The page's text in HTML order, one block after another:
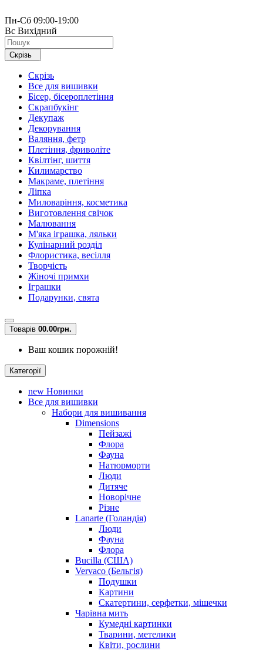
Пн-Сб 09:00-19:00
Вс Вихідний
Скрізь
Скрізь
Все для вишивки
Бісер, бісероплетіння
Скрапбукінг
Декупаж
Декорування
Валяння, фетр
Плетіння, фриволіте
Квілтінг, шиття
Килимарство
Макраме, плетіння
Ліпка
Миловаріння, косметика
Виготовлення свічок
Малювання
М'яка іграшка, ляльки
Кулінарний розділ
Флористика, весілля
Творчість
Жіночі примхи
Іграшки
Подарунки, свята
Товарів 00.00грн.
Ваш кошик порожній!
Категорії
new Новинки
Все для вишивки
Набори для вишивання
Dimensions
Пейзажі
Флора
Фауна
Натюрморти
Люди
Дитяче
Новорічне
Різне
Lanarte (Голандія)
Люди
Фауна
Флора
Bucilla (США)
Vervaco (Бельгія)
Подушки
Картини
Скатертини, серфетки, мішечки
Чарiвна мить
Кумедні картинки
Тварини, метелики
Квіти, рослини